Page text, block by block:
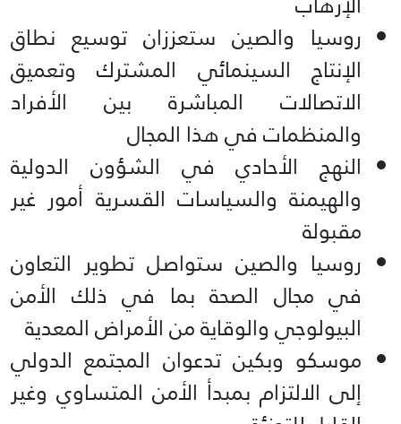
روسيا والصين ستعززان توسيع نطاق
الإنتاج السينمائي المشترك وتعميق
الاتصالات المباشرة بين الأفراد
والمنظمات في هذا المجال
النهج الأحادي في الشؤون الدولية
والهيمنة والسياسات القسرية أمور غير
مقبولة
روسيا والصين ستواصل تطوير التعاون
في مجال الصحة بما في ذلك الأمن
البيولوجي والوقاية من الأمراض المعدية
موسكو وبكين تدعوان المجتمع الدولي
إلى الالتزام بمبدأ الأمن المتساوي وغير